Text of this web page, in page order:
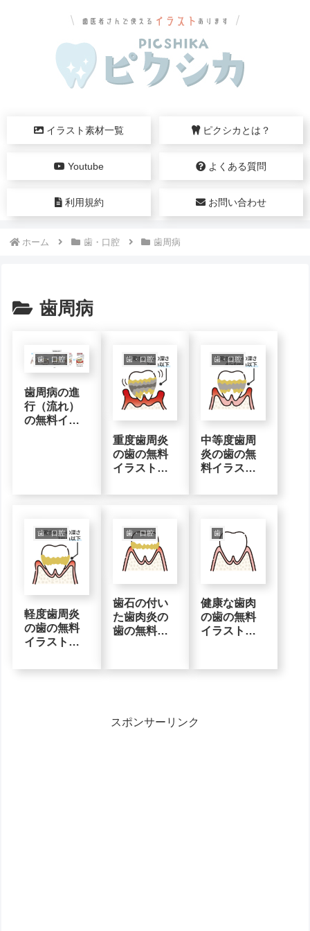
イラスト素材一覧 ピクシカとは？
Youtube よくある質問
利用規約 お問い合わせ
ホーム 歯・口腔 歯周病
歯周病
歯・口腔
歯周病の進
行（流れ）
の無料イラ
歯・口腔
重度歯周炎
の歯の無料
イラスト素
歯・口腔
中等度歯周
炎の歯の無
料イラスト
歯・口腔
軽度歯周炎
の歯の無料
イラスト素
歯・口腔
歯石の付い
た歯肉炎の
歯の無料イ
歯
健康な歯肉
の歯の無料
イラスト素
スポンサーリンク